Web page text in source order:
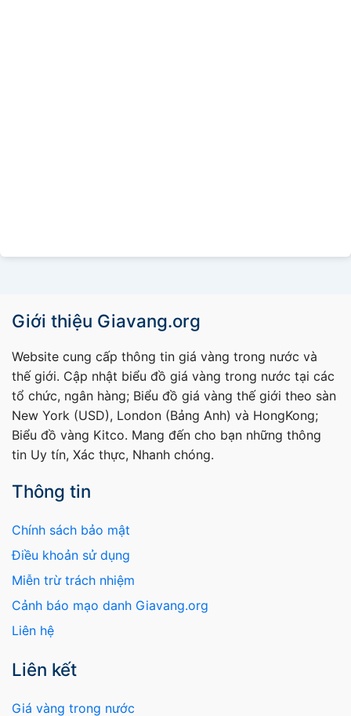
Giới thiệu Giavang.org
Website cung cấp thông tin giá vàng trong nước và
thế giới. Cập nhật biểu đồ giá vàng trong nước tại các
tổ chức, ngân hàng; Biểu đồ giá vàng thế giới theo sàn
New York (USD), London (Bảng Anh) và HongKong;
Biểu đồ vàng Kitco. Mang đến cho bạn những thông
tin Uy tín, Xác thực, Nhanh chóng.
Thông tin
Chính sách bảo mật
Điều khoản sử dụng
Miễn trừ trách nhiệm
Cảnh báo mạo danh Giavang.org
Liên hệ
Liên kết
Giá vàng trong nước